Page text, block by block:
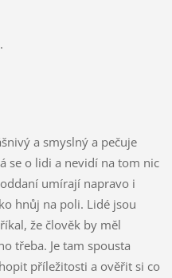
a smyslný a pečuje
se o lidi a nevidí na tom nic
umírají napravo i
hnůj na poli. Lidé jsou
že člověk by měl
třeba. Je tam spousta
příležitosti a ověřit si co